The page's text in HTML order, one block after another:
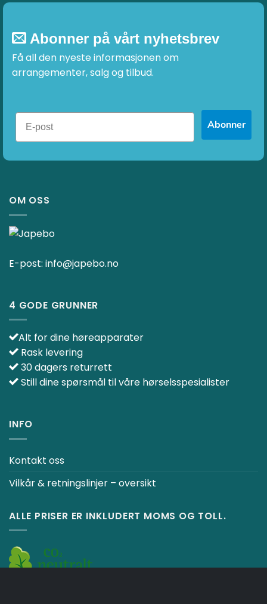
Abonner på vårt nyhetsbrev
Få all den nyeste informasjonen om
arrangementer, salg og tilbud.
Abonner
OM OSS
E-post: info@japebo.no
4 GODE GRUNNER
Alt for dine høreapparater
Rask levering
30 dagers returrett
Still dine spørsmål til våre hørselsspesialister
INFO
Kontakt oss
Vilkår & retningslinjer – oversikt
ALLE PRISER ER INKLUDERT MOMS OG TOLL.